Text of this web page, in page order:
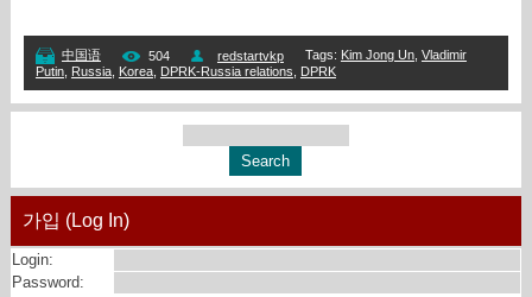
中国语 504 redstartvkp Tags: Kim Jong Un, Vladimir
Putin, Russia, Korea, DPRK-Russia relations DPRK
가입 (Log In)
Login:
Password: